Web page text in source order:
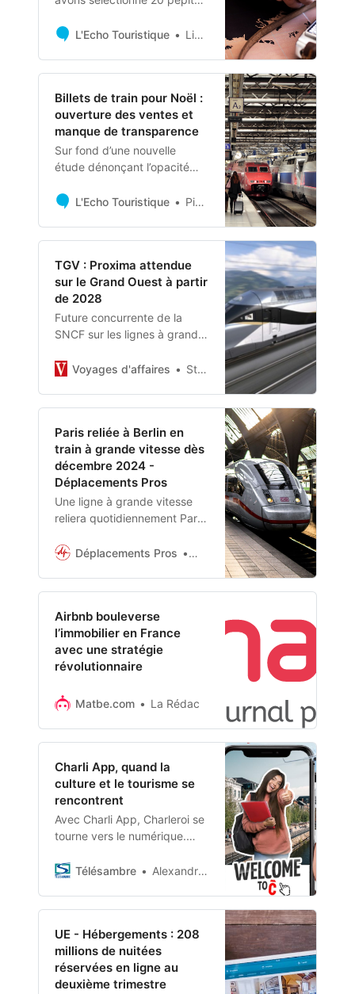
leurs fondateurs pour mieux
tout (ou presque) sur ces
jeunes entreprises françaises
qui aspirent à transformer le
secteur.
L'Echo Touristique Linda Lainé
Billets de train pour Noël :
ouverture des ventes et
manque de transparence
Sur fond d’une nouvelle
étude dénonçant l’opacité
trains, la SNCF a ouvert,
L'Echo Touristique Pierre Georges
TGV : Proxima attendue
sur le Grand Ouest à partir
de 2028
Future concurrente de la
SNCF sur les lignes à grande
Proxima vient de passer
Voyages d'affaires Stephane Jaladis
Paris reliée à Berlin en
train à grande vitesse dès
décembre 2024 -
Déplacements Pros
Une ligne à grande vitesse
reliera quotidiennement Paris
décembre 2024 grâce à un
Déplacements Pros Hugo Pellegrin
Airbnb bouleverse
l’immobilier en France
avec une stratégie
révolutionnaire
Matbe.com La Rédac
Charli App, quand la
culture et le tourisme se
rencontrent
Avec Charli App, Charleroi se
tourne vers le numérique.
projet Smart Région de la
secteurs culturels et
touristiques.
Télésambre Alexandra Teklak
UE - Hébergements : 208
millions de nuitées
réservées en ligne au
deuxième trimestre